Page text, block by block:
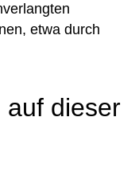
etwa durch
auf dieser